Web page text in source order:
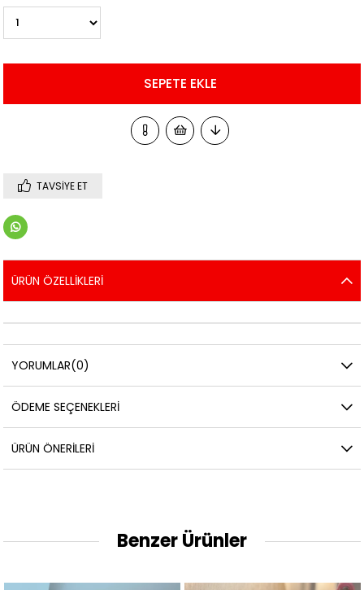
TAVSIYE ET
ÜRÜN ÖZELLIKLERI
YORUMLAR(0)
ÖDEME SEÇENEKLERI
ÜRÜN ÖNERILERI
Benzer Ürünler